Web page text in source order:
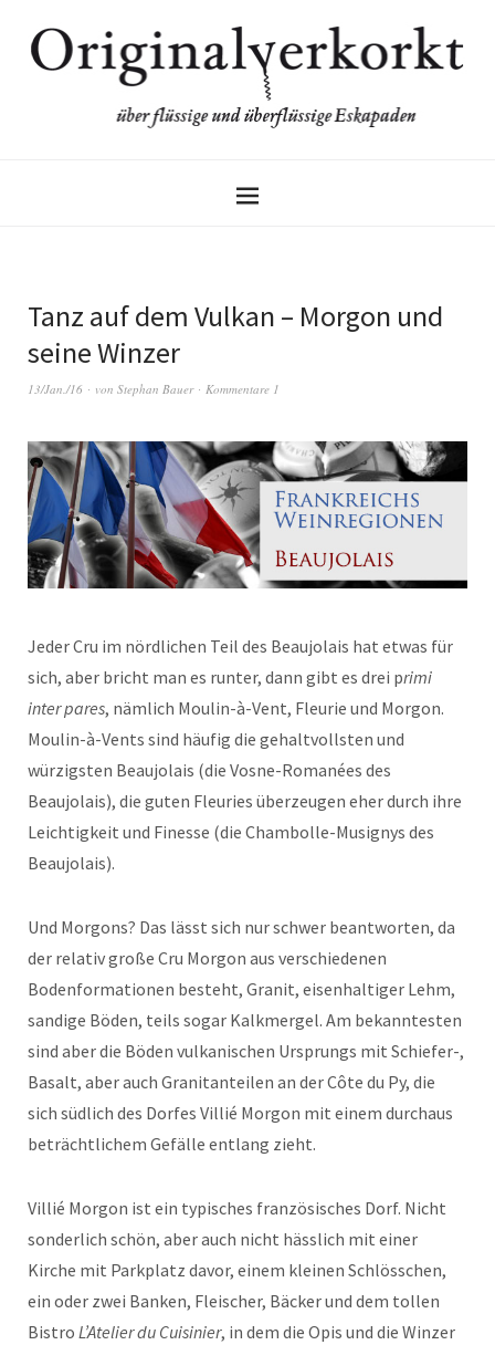
Tanz auf dem Vulkan – Morgon und
seine Winzer
13/Jan./16 von Stephan Bauer Kommentare 1
Jeder Cru im nördlichen Teil des Beaujolais hat etwas für
sich, aber bricht man es runter, dann gibt es drei primi
inter pares, nämlich Moulin-à-Vent, Fleurie und Morgon.
Moulin-à-Vents sind häufig die gehaltvollsten und
würzigsten Beaujolais (die Vosne-Romanées des
Beaujolais), die guten Fleuries überzeugen eher durch ihre
Leichtigkeit und Finesse (die Chambolle-Musignys des
Beaujolais).
Und Morgons? Das lässt sich nur schwer beantworten, da
der relativ große Cru Morgon aus verschiedenen
Bodenformationen besteht, Granit, eisenhaltiger Lehm,
sandige Böden, teils sogar Kalkmergel. Am bekanntesten
sind aber die Böden vulkanischen Ursprungs mit Schiefer-,
Basalt, aber auch Granitanteilen an der Côte du Py, die
sich südlich des Dorfes Villié Morgon mit einem durchaus
beträchtlichem Gefälle entlang zieht.
Villié Morgon ist ein typisches französisches Dorf. Nicht
sonderlich schön, aber auch nicht hässlich mit einer
Kirche mit Parkplatz davor, einem kleinen Schlösschen,
ein oder zwei Banken, Fleischer, Bäcker und dem tollen
Bistro L’Atelier du Cuisinier, in dem die Opis und die Winzer